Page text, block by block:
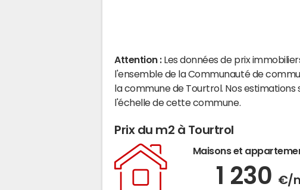
Attention : Les données de prix
l'ensemble de la Communauté de
la commune de Tourtrol. Nos
l'échelle de cette commune.
Prix du m2 à Tourtrol
Maisons et
1 230 €/